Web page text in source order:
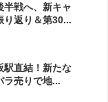
戦へ、新キャ
返り＆第30...
駅直結！新たな
ラ売りで地...